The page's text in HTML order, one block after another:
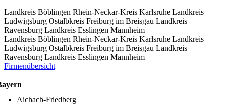
Landkreis Böblingen Rhein-Neckar-Kreis Karlsruhe Landkreis
Ludwigsburg Ostalbkreis Freiburg im Breisgau Landkreis
Ravensburg Landkreis Esslingen Mannheim
Landkreis Böblingen Rhein-Neckar-Kreis Karlsruhe Landkreis
Ludwigsburg Ostalbkreis Freiburg im Breisgau Landkreis
Ravensburg Landkreis Esslingen Mannheim
Firmenübersicht
Aichach-Friedberg